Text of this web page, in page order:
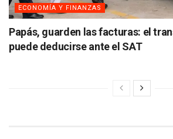
ECONOMÍA Y FINANZAS
Papás, guarden las facturas: el
puede deducirse ante el SAT